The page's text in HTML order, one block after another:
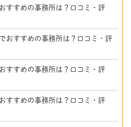
すすめの事務所は？口コミ・評
おすすめの事務所は？口コミ・評
すすめの事務所は？口コミ・評
すすめの事務所は？口コミ・評